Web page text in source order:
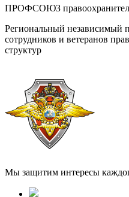
ПРОФСОЮЗ
Региональный независимый
сотрудников и ветеранов
структур
Мы защитим интересы